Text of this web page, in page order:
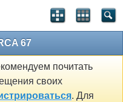
67
почитать
своих
. Для